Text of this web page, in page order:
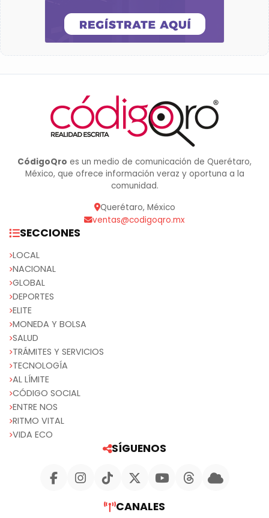
CódigoQro es un medio de comunicación de Querétaro,
México, que ofrece información veraz y oportuna a la
comunidad.
Querétaro, México
ventas@codigoqro.mx
SECCIONES
LOCAL
NACIONAL
GLOBAL
DEPORTES
ELITE
MONEDA Y BOLSA
SALUD
TRÁMITES Y SERVICIOS
TECNOLOGÍA
AL LÍMITE
CÓDIGO SOCIAL
ENTRE NOS
RITMO VITAL
VIDA ECO
SÍGUENOS
CANALES